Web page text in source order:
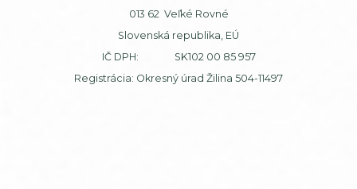
013 62 Veľké Rovné
Slovenská republika, EÚ
IČ DPH: SK102 00 85 957
Registrácia: Okresný úrad Žilina 504-11497